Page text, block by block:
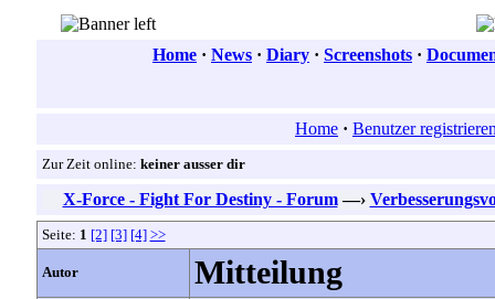
Home · News · Diary · Screenshots ·
Home · Benutzer
Zur Zeit online: keiner ausser dir
X-Force - Fight For Destiny - Forum —›
Seite: 1 [2] [3] [4] >>
Autor Mitteilung